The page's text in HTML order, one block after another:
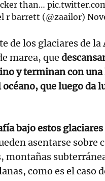
than…
r barrett (@zaailor)
de los glaciares de
marea, que
y terminan con una
que luego da
bajo estos glaciares
asentarse sobre
montañas
como es el caso